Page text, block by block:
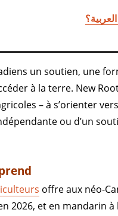
un soutien, une
à la terre. New
– à s’orienter
ou d’un
offre aux néo-
2026, et en mandarin à